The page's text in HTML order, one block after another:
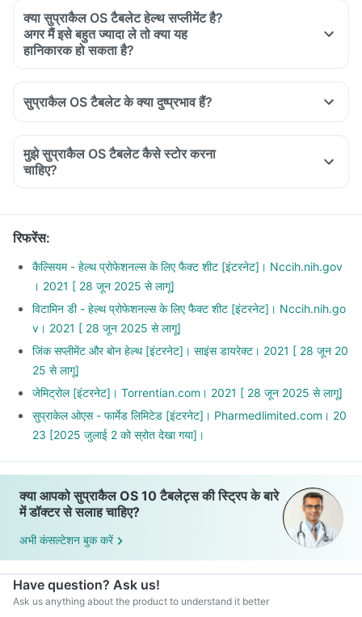
क्या सुप्राकैल OS टैबलेट हेल्थ सप्लीमेंट है?
अगर मैं इसे बहुत ज्यादा ले तो क्या यह
हानिकारक हो सकता है?
सुप्राकैल OS टैबलेट के क्या दुष्प्रभाव हैं?
मुझे सुप्राकैल OS टैबलेट कैसे स्टोर करना
चाहिए?
रिफरेंस:
कैल्सियम - हेल्थ प्रोफेशनल्स के लिए फैक्ट शीट [इंटरनेट]। Nccih.nih.gov
। 2021 [ 28 जून 2025 से लागू]
विटामिन डी - हेल्थ प्रोफेशनल्स के लिए फैक्ट शीट [इंटरनेट]। Nccih.nih.go
v। 2021 [ 28 जून 2025 से लागू]
जिंक सप्लीमेंट और बोन हेल्थ [इंटरनेट]। साइंस डायरेक्ट। 2021 [ 28 जून 20
25 से लागू]
जेमिट्रोल [इंटरनेट]। Torrentian.com। 2021 [ 28 जून 2025 से लागू]
सुप्राकेल ओएस - फार्मेड लिमिटेड [इंटरनेट]। Pharmedlimited.com। 20
23 [2025 जुलाई 2 को स्रोत देखा गया]।
क्या आपको सुप्राकैल OS 10 टैबलेट्स की स्ट्रिप के बारे
में डॉक्टर से सलाह चाहिए?
अभी कंसल्टेशन बुक करें
Have question? Ask us!
Ask us anything about the product to understand it better